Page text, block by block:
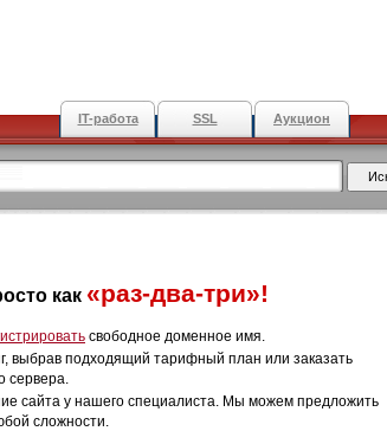
IT-работа SSL Аукцион
как «раз-два-три»!
свободное доменное имя.
выбрав подходящий тарифный план или заказать
сервера.
сайта у нашего специалиста. Мы можем предложить
сложности.